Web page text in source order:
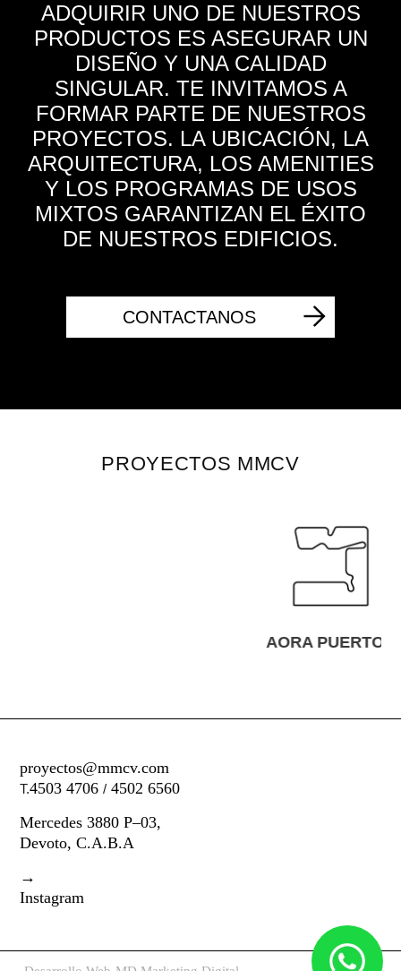
ADQUIRIR UNO DE NUESTROS
PRODUCTOS ES ASEGURAR UN
DISEÑO Y UNA CALIDAD
SINGULAR. TE INVITAMOS A
FORMAR PARTE DE NUESTROS
PROYECTOS. LA UBICACIÓN, LA
ARQUITECTURA, LOS AMENITIES
Y LOS PROGRAMAS DE USOS
MIXTOS GARANTIZAN EL ÉXITO
DE NUESTROS EDIFICIOS.
CONTACTANOS
PROYECTOS MMCV
AORA PUERTOS
proyectos@mmcv.com
T.4503 4706 / 4502 6560
Mercedes 3880 P–03,
Devoto, C.A.B.A
→
Instagram